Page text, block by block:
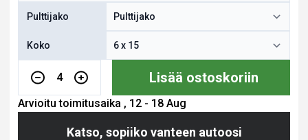
Pulttijako
Koko
4 Lisää ostoskoriin
Arvioitu toimitusaika , 12 - 18 Aug
Katso, sopiiko vanteen autoosi